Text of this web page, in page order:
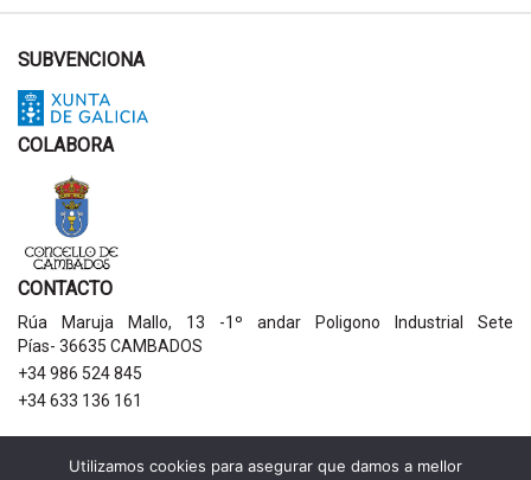
SUBVENCIONA
COLABORA
CONTACTO
Rúa Maruja Mallo, 13 -1º andar Poligono Industrial Sete
Pías- 36635 CAMBADOS
+34 986 524 845
+34 633 136 161
AVISOS LEGAIS
Utilizamos cookies para asegurar que damos a mellor